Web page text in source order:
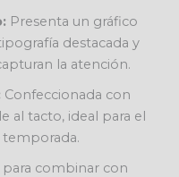
Presenta un gráfico
destacada y
la atención.
Confeccionada con
al tacto, ideal para el
temporada.
para combinar con